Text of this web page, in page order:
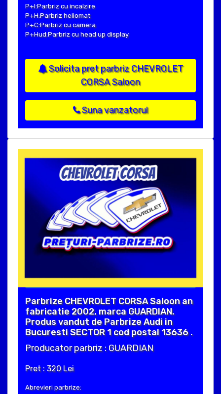
P+I:Parbriz cu incalzire
P+H:Parbriz heliomat
P+C:Parbriz cu camera
P+Hud:Parbriz cu head up display
Solicita pret parbriz CHEVROLET
CORSA Saloon
Suna vanzatorul
Parbrize CHEVROLET CORSA Saloon an
fabricatie 2002, marca GUARDIAN.
Produs vandut de Parbrize Audi in
Bucuresti SECTOR 1 cod postal 13636 .
Producator parbriz : GUARDIAN
Pret : 320 Lei
Abrevieri parbrize: